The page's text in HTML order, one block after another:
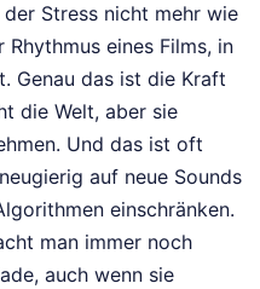
Stress nicht mehr wie
eines Films, in
Genau das ist die Kraft
die Welt, aber sie
Und das ist oft
auf neue Sounds
einschränken.
man immer noch
auch wenn sie